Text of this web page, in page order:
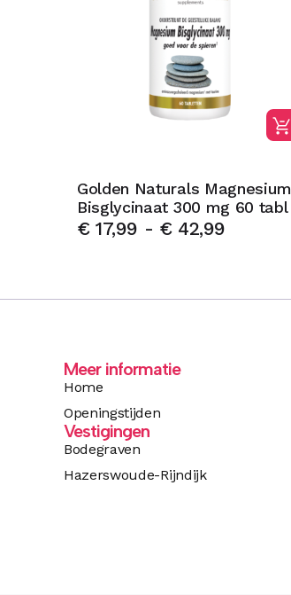
Golden Naturals Magnesium
Bisglycinaat 300 mg 60 tabl
€17,99 - €42,99
Meer informatie
Home
Openingstijden
Vestigingen
Bodegraven
Hazerswoude-Rijndijk